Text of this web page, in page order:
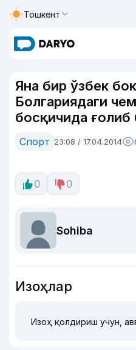
Тошкент
Яна бир ўзбек
Болгариядаги
босқичида ғолиб
Спорт 23:08 / 17.04.2014
0 0
Sohiba
Изоҳлар
Изоҳ қолдириш учун,